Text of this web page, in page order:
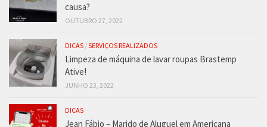
causa?
OUTUBRO 27, 2022
DICAS /SERVIÇOS REALIZADOS
Limpeza de máquina de lavar roupas Brastemp
Ative!
JUNHO 23, 2022
DICAS
Jean Fábio – Marido de Aluguel em Americana